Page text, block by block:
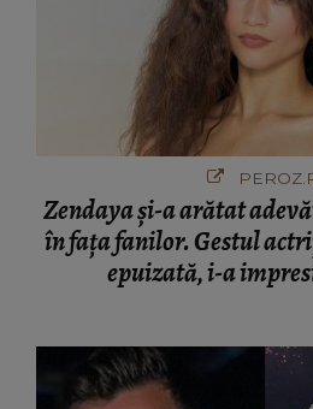
Zendaya și-a arătat
în fața fanilor. Gestul
epuizată, i-a